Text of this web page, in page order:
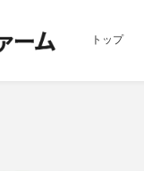
トップ